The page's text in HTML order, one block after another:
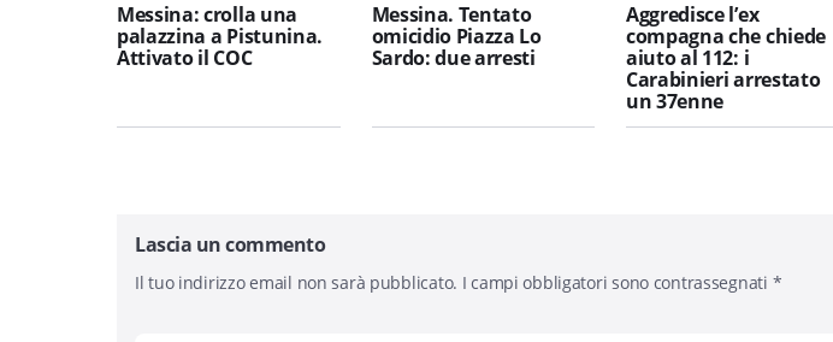
Messina: crolla una
palazzina a Pistunina.
Attivato il COC
Messina. Tentato
omicidio Piazza Lo
Sardo: due arresti
Aggredisce l’ex
compagna che chiede
aiuto al 112: i
Carabinieri arrestato
un 37enne
Lascia un commento
Il tuo indirizzo email non sarà pubblicato. I campi obbligatori sono contrassegnati *